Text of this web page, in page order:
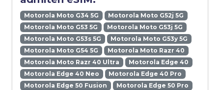
Motorola Moto G34 5G
Motorola Moto G52j 5G
Motorola Moto G53 5G
Motorola Moto G53j 5G
Motorola Moto G53s 5G
Motorola Moto G53y 5G
Motorola Moto G54 5G
Motorola Moto Razr 40
Motorola Moto Razr 40 Ultra
Motorola Edge 40
Motorola Edge 40 Neo
Motorola Edge 40 Pro
Motorola Edge 50 Fusion
Motorola Edge 50 Pro